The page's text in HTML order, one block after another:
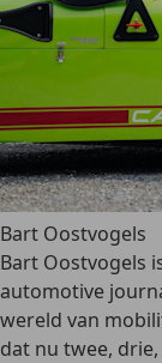
Bart Oostvogels
Bart Oostvogels
automotive
wereld van
dat nu twee,